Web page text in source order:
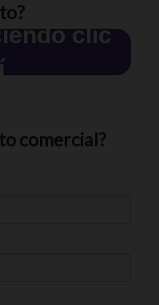
clic
comercial?